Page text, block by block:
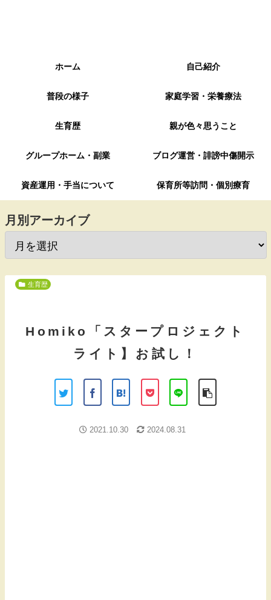
ホーム 自己紹介
普段の様子 家庭学習・栄養療法
生育歴 親が色々思うこと
グループホーム・副業 ブログ運営・誹謗中傷開示
資産運用・手当について 保育所等訪問・個別療育
月別アーカイブ
生育歴
Homiko「スタープロジェクト
ライト】お試し！
2024.08.31
2021.10.30